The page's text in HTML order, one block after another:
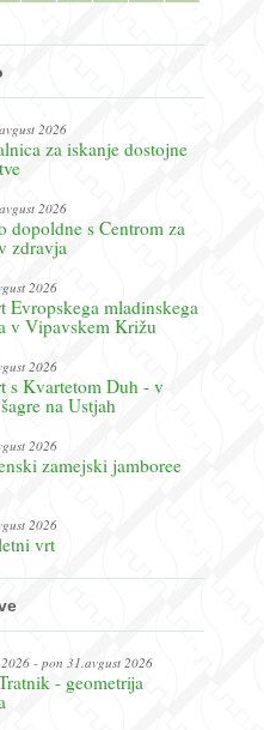
2026
za iskanje dostojne
2026
dopoldne s Centrom za
zdravja
2026
Evropskega mladinskega
v Vipavskem Križu
2026
s Kvartetom Duh - v
na Ustjah
2026
zamejski jamboree
2026
vrt
- pon 31.avgust 2026
- geometrija